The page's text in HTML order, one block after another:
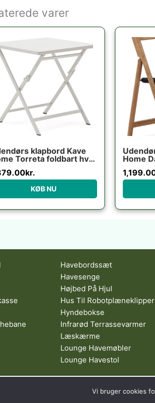
varer
klapbord Kave
Torreta foldbart hvid
til 4 personer
kr.
KØB NU
Home
Havebordssæt
Havesenge
Højbed På Hjul
Hus Til Robotplæneklipper
Hyndebokse
Infrarød Terrassevarmer
Læskærme
Lounge Havemøbler
Lounge Havestol
Dette medie ejes og drives af
Vi bruger cookies